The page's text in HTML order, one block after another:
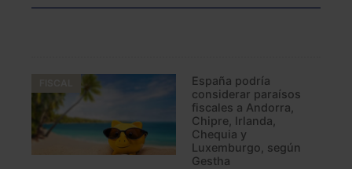
España podría
considerar paraísos
fiscales a Andorra,
Chipre, Irlanda,
Chequia y
Luxemburgo, según
Gestha